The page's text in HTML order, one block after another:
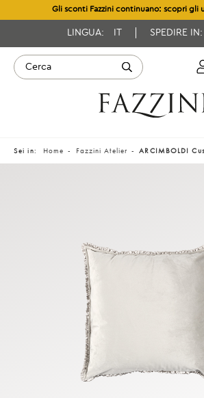
Gli sconti Fazzini continuano: scopri gli
LINGUA: SPEDIRE IN:
Sei in: Home Fazzini Atelier ARCIMBOLDI